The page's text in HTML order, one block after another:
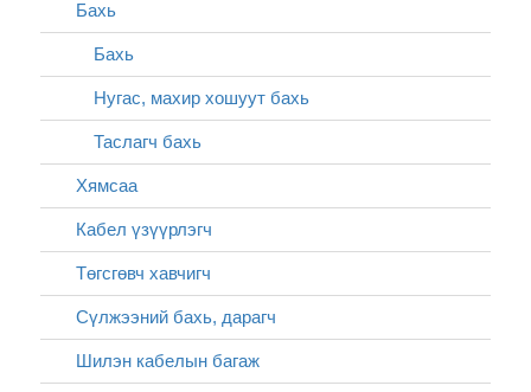
Бахь
Бахь
Нугас, махир хошуут бахь
Таслагч бахь
Хямсаа
Кабел үзүүрлэгч
Төгсгөвч хавчигч
Сүлжээний бахь, дарагч
Шилэн кабелын багаж